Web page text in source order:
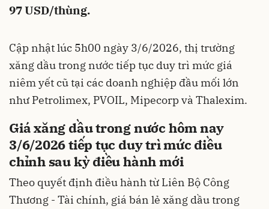
97 USD/thùng.
Cập nhật lúc 5h00 ngày 3/6/2026, thị trường
xăng dầu trong nước tiếp tục duy trì mức giá
niêm yết cũ tại các doanh nghiệp đầu mối lớn
như Petrolimex, PVOIL, Mipecorp và Thalexim.
Giá xăng dầu trong nước hôm nay
3/6/2026 tiếp tục duy trì mức điều
chỉnh sau kỳ điều hành mới
Theo quyết định điều hành từ Liên Bộ Công
Thương - Tài chính, giá bán lẻ xăng dầu trong